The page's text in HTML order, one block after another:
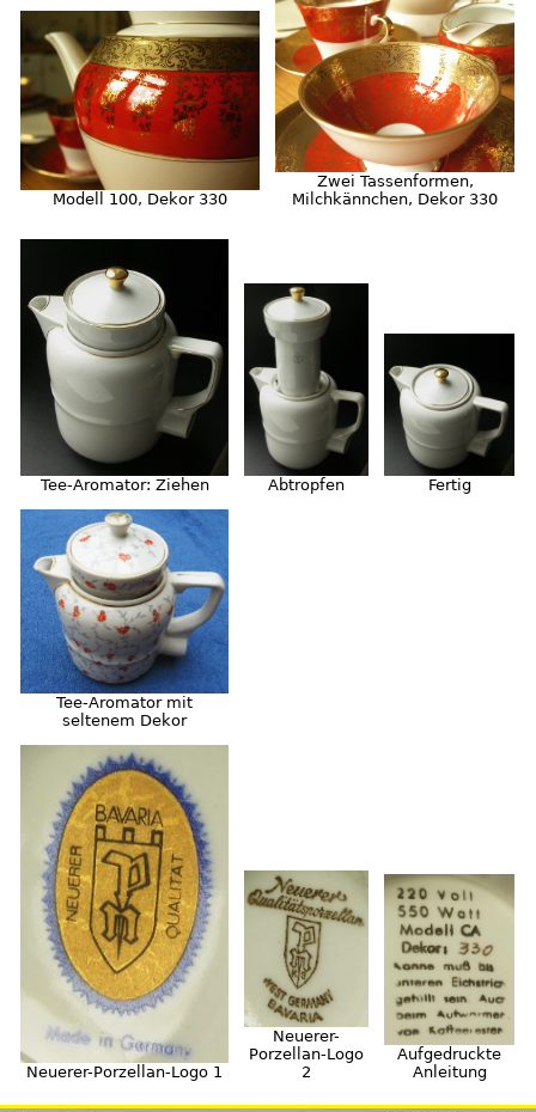
Modell 100, Dekor 330
Zwei Tassenformen,
Milchkännchen, Dekor 330
Tee-Aromator: Ziehen Abtropfen Fertig
Tee-Aromator mit
seltenem Dekor
Neuerer-Porzellan-Logo 1
Neuerer-
Porzellan-Logo
2
Aufgedruckte
Anleitung